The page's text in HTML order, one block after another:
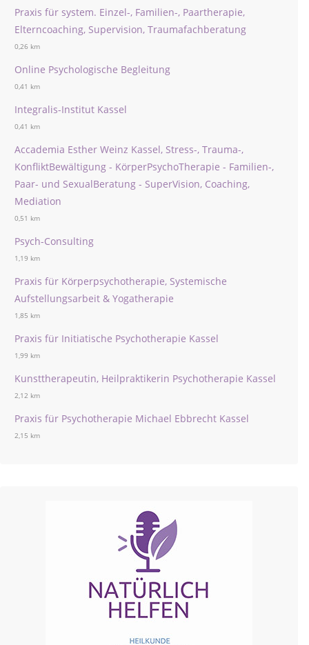
Praxis für system. Einzel-, Familien-, Paartherapie,
Elterncoaching, Supervision, Traumafachberatung
0,26 km
Online Psychologische Begleitung
0,41 km
Integralis-Institut Kassel
0,41 km
Accademia Esther Weinz Kassel, Stress-, Trauma-,
KonfliktBewältigung - KörperPsychoTherapie - Familien-,
Paar- und SexualBeratung - SuperVision, Coaching,
Mediation
0,51 km
Psych-Consulting
1,19 km
Praxis für Körperpsychotherapie, Systemische
Aufstellungsarbeit & Yogatherapie
1,85 km
Praxis für Initiatische Psychotherapie Kassel
1,99 km
Kunsttherapeutin, Heilpraktikerin Psychotherapie Kassel
2,12 km
Praxis für Psychotherapie Michael Ebbrecht Kassel
2,15 km